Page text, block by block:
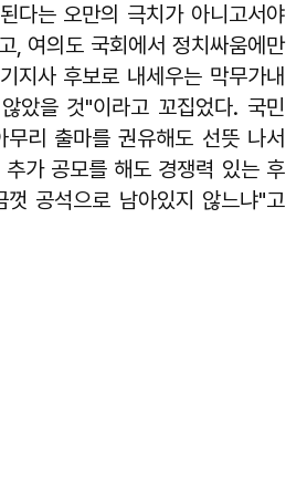
다는 오만의 극치가 아니고서야
, 여의도 국회에서 정치싸움에만
지사 후보로 내세우는 막무가내
았을 것"이라고 꼬집었다. 국민
리 출마를 권유해도 선뜻 나서
가 공모를 해도 경쟁력 있는 후
공석으로 남아있지 않느냐"고